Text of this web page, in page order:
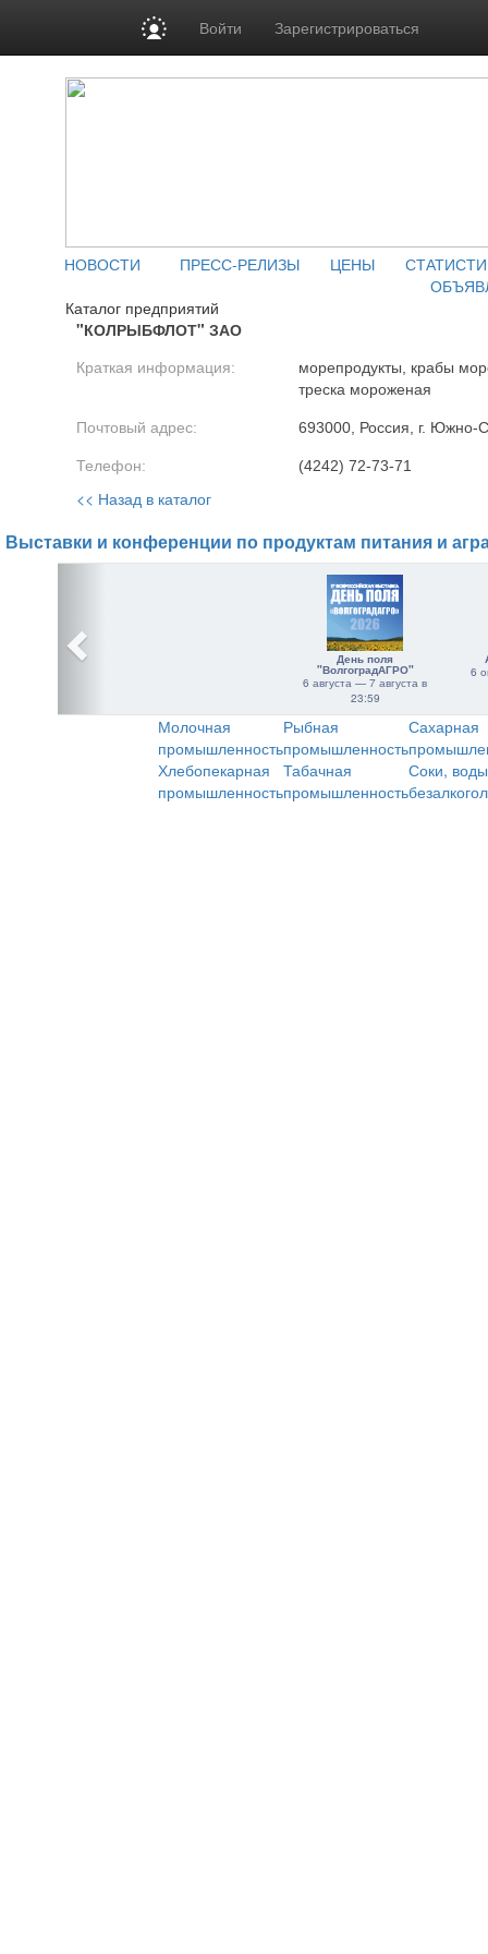
Войти Зарегистрироваться
НОВОСТИ ПРЕСС-РЕЛИЗЫ ЦЕНЫ
Каталог предприятий
"КОЛРЫБФЛОТ" ЗАО
Краткая информация:
морепродукты, крабы
треска мороженая
Почтовый адрес: 693000, Россия, г. Южно-
Телефон: (4242) 72-73-71
<< Назад в каталог
Выставки и конференции по продуктам питания и
День поля
"ВолгоградАГРО"
6 августа — 7 августа в
23:59
6
Молочная
промышленность
Рыбная
промышленность
Сахарная
Хлебопекарная
промышленность
Табачная
промышленность
Соки,